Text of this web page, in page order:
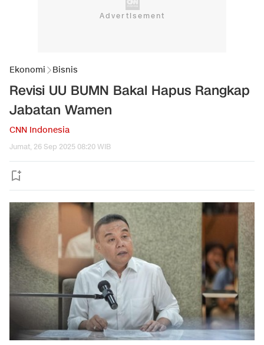
Ekonomi Bisnis
Revisi UU BUMN Bakal Hapus Rangkap
Jabatan Wamen
CNN Indonesia
Jumat, 26 Sep 2025 08:20 WIB